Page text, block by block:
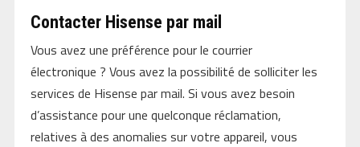
Contacter Hisense par mail
Vous avez une préférence pour le courrier
électronique ? Vous avez la possibilité de solliciter les
services de Hisense par mail. Si vous avez besoin
d’assistance pour une quelconque réclamation,
relatives à des anomalies sur votre appareil, vous